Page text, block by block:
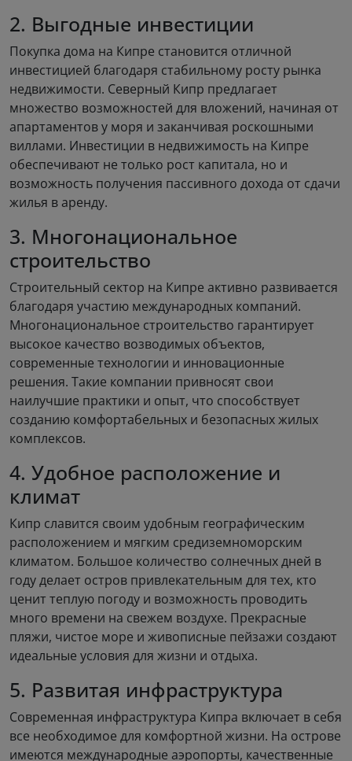
2. Выгодные инвестиции
Покупка дома на Кипре становится отличной
инвестицией благодаря стабильному росту рынка
недвижимости. Северный Кипр предлагает
множество возможностей для вложений, начиная от
апартаментов у моря и заканчивая роскошными
виллами. Инвестиции в недвижимость на Кипре
обеспечивают не только рост капитала, но и
возможность получения пассивного дохода от сдачи
жилья в аренду.
3. Многонациональное
строительство
Строительный сектор на Кипре активно развивается
благодаря участию международных компаний.
Многонациональное строительство гарантирует
высокое качество возводимых объектов,
современные технологии и инновационные
решения. Такие компании привносят свои
наилучшие практики и опыт, что способствует
созданию комфортабельных и безопасных жилых
комплексов.
4. Удобное расположение и
климат
Кипр славится своим удобным географическим
расположением и мягким средиземноморским
климатом. Большое количество солнечных дней в
году делает остров привлекательным для тех, кто
ценит теплую погоду и возможность проводить
много времени на свежем воздухе. Прекрасные
пляжи, чистое море и живописные пейзажи создают
идеальные условия для жизни и отдыха.
5. Развитая инфраструктура
Современная инфраструктура Кипра включает в себя
все необходимое для комфортной жизни. На острове
имеются международные аэропорты, качественные